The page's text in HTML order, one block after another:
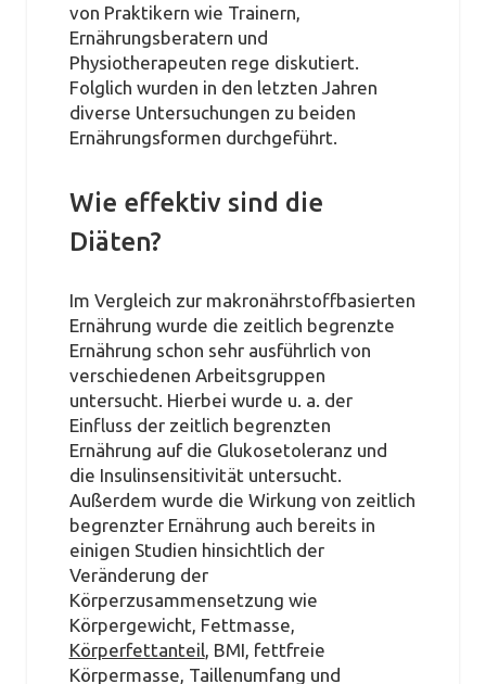
von Praktikern wie Trainern,
Ernährungsberatern und
Physiotherapeuten rege diskutiert.
Folglich wurden in den letzten Jahren
diverse Untersuchungen zu beiden
Ernährungsformen durchgeführt.
Wie effektiv sind die
Diäten?
Im Vergleich zur makronährstoffbasierten
Ernährung wurde die zeitlich begrenzte
Ernährung schon sehr ausführlich von
verschiedenen Arbeitsgruppen
untersucht. Hierbei wurde u. a. der
Einfluss der zeitlich begrenzten
Ernährung auf die Glukosetoleranz und
die Insulinsensitivität untersucht.
Außerdem wurde die Wirkung von zeitlich
begrenzter Ernährung auch bereits in
einigen Studien hinsichtlich der
Veränderung der
Körperzusammensetzung wie
Körpergewicht, Fettmasse,
Körperfettanteil, BMI, fettfreie
Körpermasse, Taillenumfang und